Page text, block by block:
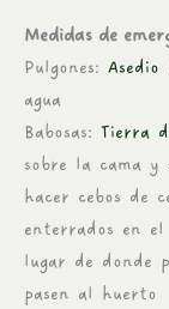
Medidas de
Pulgones: Asedio
agua
Babosas: Tierra
sobre la cama y
hacer cebos de
enterrados en
lugar de donde
pasen al huerto